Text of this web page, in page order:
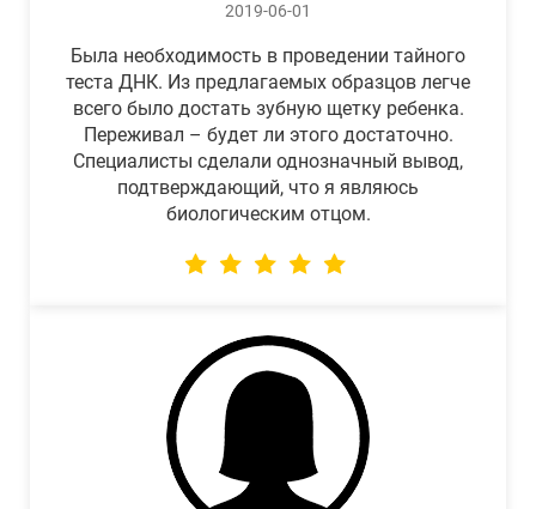
2019-06-01
Была необходимость в проведении тайного
теста ДНК. Из предлагаемых образцов легче
всего было достать зубную щетку ребенка.
Переживал – будет ли этого достаточно.
Специалисты сделали однозначный вывод,
подтверждающий, что я являюсь
биологическим отцом.